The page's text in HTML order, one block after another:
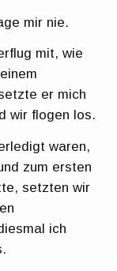
mir nie.
mit, wie
er mich
wir flogen los.
waren,
zum ersten
setzten wir
ich